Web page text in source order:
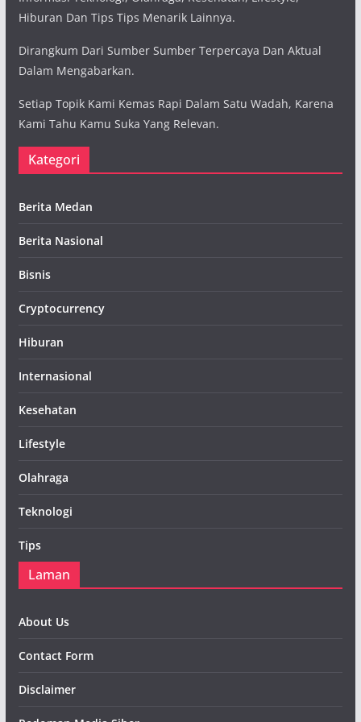
Hiburan Dan Tips Tips Menarik Lainnya.
Dirangkum Dari Sumber Sumber Terpercaya Dan Aktual
Dalam Mengabarkan.
Setiap Topik Kami Kemas Rapi Dalam Satu Wadah, Karena
Kami Tahu Kamu Suka Yang Relevan.
Kategori
Berita Medan
Berita Nasional
Bisnis
Cryptocurrency
Hiburan
Internasional
Kesehatan
Lifestyle
Olahraga
Teknologi
Tips
Laman
About Us
Contact Form
Disclaimer